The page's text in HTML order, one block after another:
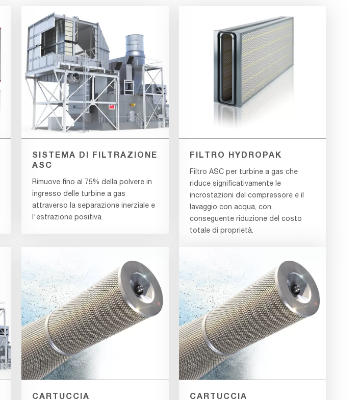
SISTEMA DI FILTRAZIONE
ASC
Rimuove fino al 75% della polvere in
ingresso delle turbine a gas
attraverso la separazione inerziale e
l'estrazione positiva.
FILTRO HYDROPAK
Filtro ASC per turbine a gas che
riduce significativamente le
incrostazioni del compressore e il
lavaggio con acqua, con
conseguente riduzione del costo
totale di proprietà.
CARTUCCIA
CARTUCCIA